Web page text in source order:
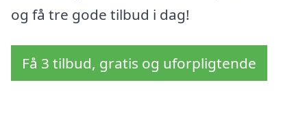
og få tre gode tilbud i dag!
Få 3 tilbud, gratis og uforpligtende